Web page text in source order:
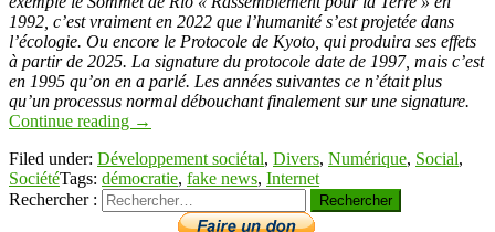
1992, c’est vraiment en 2022 que l’humanité s’est projetée dans
l’écologie. Ou encore le Protocole de Kyoto, qui produira ses effets
à partir de 2025. La signature du protocole date de 1997, mais c’est
en 1995 qu’on en a parlé. Les années suivantes ce n’était plus
qu’un processus normal débouchant finalement sur une signature.
Continue reading →
Filed under: Développement sociétal, Divers, Numérique, Social,
SociétéTags: démocratie, fake news, Internet
Rechercher :